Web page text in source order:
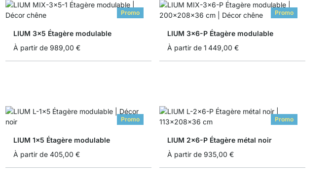
Promo
LIUM 3x5 Étagère modulable
À partir de 989,00 €
Promo
LIUM 3x6-P Étagère modulable
À partir de 1 449,00 €
Promo
LIUM 1x5 Étagère modulable
À partir de 405,00 €
Promo
LIUM 2x6-P Étagère métal noir
À partir de 935,00 €